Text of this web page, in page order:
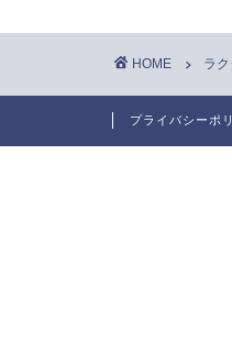
HOME ラ
プライバシーポ